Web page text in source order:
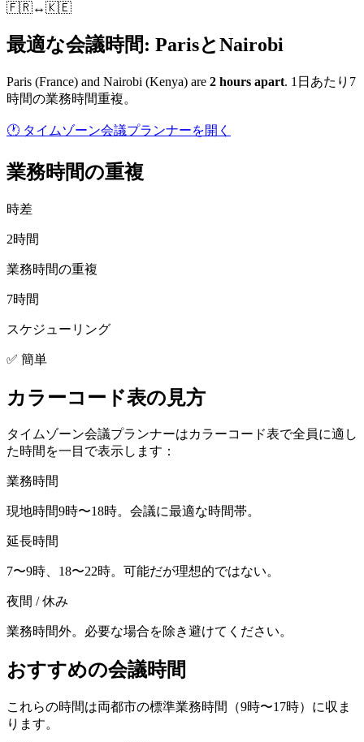
🇫🇷↔🇰🇪
最適な会議時間: ParisとNairobi
Paris (France) and Nairobi (Kenya) are 2 hours apart. 1日あたり7
時間の業務時間重複。
🕐 タイムゾーン会議プランナーを開く
業務時間の重複
時差
2時間
業務時間の重複
7時間
スケジューリング
✅ 簡単
カラーコード表の見方
タイムゾーン会議プランナーはカラーコード表で全員に適し
た時間を一目で表示します：
業務時間
現地時間9時〜18時。会議に最適な時間帯。
延長時間
7〜9時、18〜22時。可能だが理想的ではない。
夜間 / 休み
業務時間外。必要な場合を除き避けてください。
おすすめの会議時間
これらの時間は両都市の標準業務時間（9時〜17時）に収ま
ります。